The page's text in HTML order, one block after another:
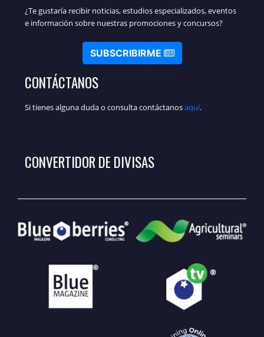
¿Te gustaría recibir noticias, estudios especializados, eventos
e información sobre nuestras promociones y concursos?
SUBSCRIBIRME
CONTÁCTANOS
Si tienes alguna duda o consulta contáctanosaquí.
CONVERTIDOR DE DIVISAS